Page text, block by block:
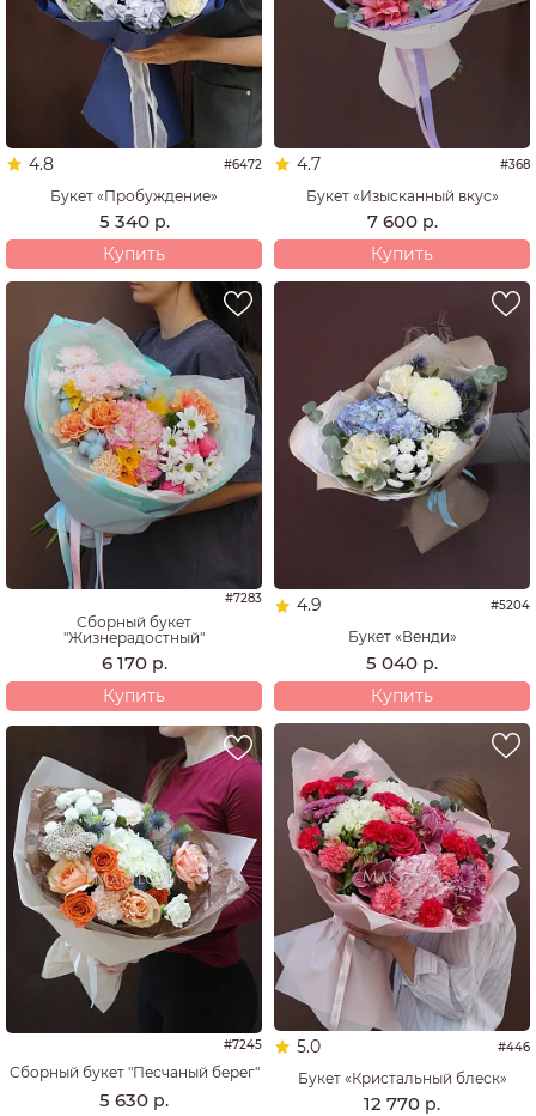
4.8 #6472
Букет «Пробуждение»
5 340 р.
Купить
4.7 #368
Букет «Изысканный вкус»
7 600 р.
Купить
#7283
Сборный букет
"Жизнерадостный"
6 170 р.
Купить
4.9 #5204
Букет «Венди»
5 040 р.
Купить
#7245
Сборный букет "Песчаный берег"
5 630 р.
5.0 #446
Букет «Кристальный блеск»
12 770 р.